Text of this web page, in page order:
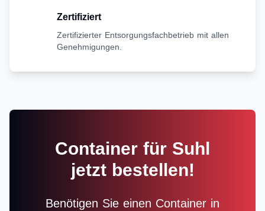
Zertifiziert
Zertifizierter Entsorgungsfachbetrieb mit allen
Genehmigungen.
Container für Suhl
jetzt bestellen!
Benötigen Sie einen Container in